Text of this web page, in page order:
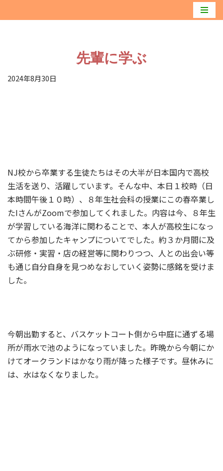
ツ
先輩に学ぶ
2024年8月30日
NJ校から卒業する生徒たちはその大半が日本国内で高校
生活を送り、活躍しています。そんな中、本日１校時（日
本時間午後１０時）、８年生社会科の授業にこの春卒業し
たIさんがZoomで参加してくれました。内容は今、８年生
が学習している海洋に関わることで、本人が高校生になっ
てから参加したキャンプについてでした。約３か月間に及
ぶ研修・実習・店の経営等に関わりつつ、人との出会い等
も通じ自分自身を見つめなおしていく姿勢に感銘を受けま
した。
今朝出勤すると、バスケットコート側から中庭に通ずる場
所が雨水で池のようになっていました。昨晩から今朝にか
けてオークランドはかなり雨が降った様子です。昼休みに
は、水はなくなりました。